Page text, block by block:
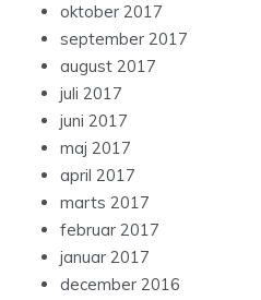
oktober 2017
september 2017
august 2017
juli 2017
juni 2017
maj 2017
april 2017
marts 2017
februar 2017
januar 2017
december 2016